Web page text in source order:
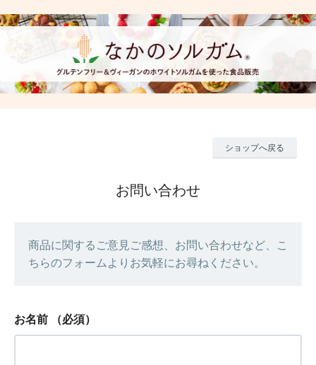
ショップへ戻る
お問い合わせ
商品に関するご意見ご感想、お問い合わせなど、こ
ちらのフォームよりお気軽にお尋ねください。
お名前 （必須）